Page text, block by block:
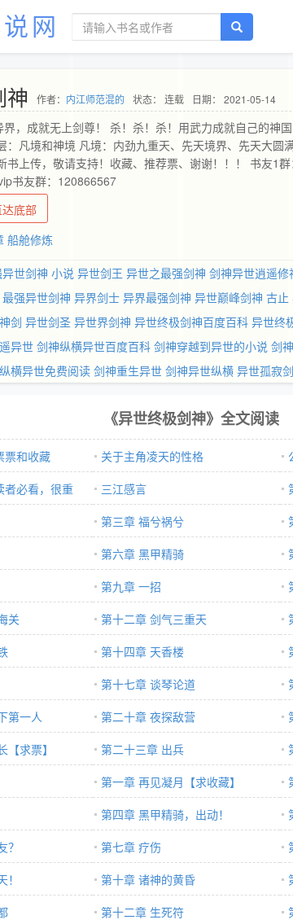
网
神 作者： 内江师范混的 状态： 连载 日期： 2021-05-14
，成就无上剑尊！ 杀！杀！杀！用武力成就自己的神
：凡境和神境 凡境：内劲九重天、先天境界、先天大圆
书上传，敬请支持！收藏、推荐票、谢谢！！！ 书友1
书友群：120866567
达底部
船舱修炼
世剑神 小说 异世剑王 异世之最强剑神 剑神异世逍遥修
最强异世剑神 异界剑士 异界最强剑神 异世巅峰剑神 古止
剑 异世剑圣 异世界剑神 异世终极剑神百度百科 异世终
异世 剑神纵横异世百度百科 剑神穿越到异世的小说 剑
横异世免费阅读 剑神重生异世 剑神异世纵横 异世孤寂
《异世终极剑神》全文阅读
票和收藏 关于主角凌天的性格
者必看，很重
三江感言
第三章 福兮祸兮
第六章 黑甲精骑
第九章 一招
关
第十二章 剑气三重天
第十四章 天香楼
第十七章 谈琴论道
第一人
第二十章 夜探敌营
求票】
第二十三章 出兵
第一章 再见凝月【求收藏】
第四章 黑甲精骑，出动！
？
第七章 疗伤
第十章 诸神的黄昏
第十二章 生死符